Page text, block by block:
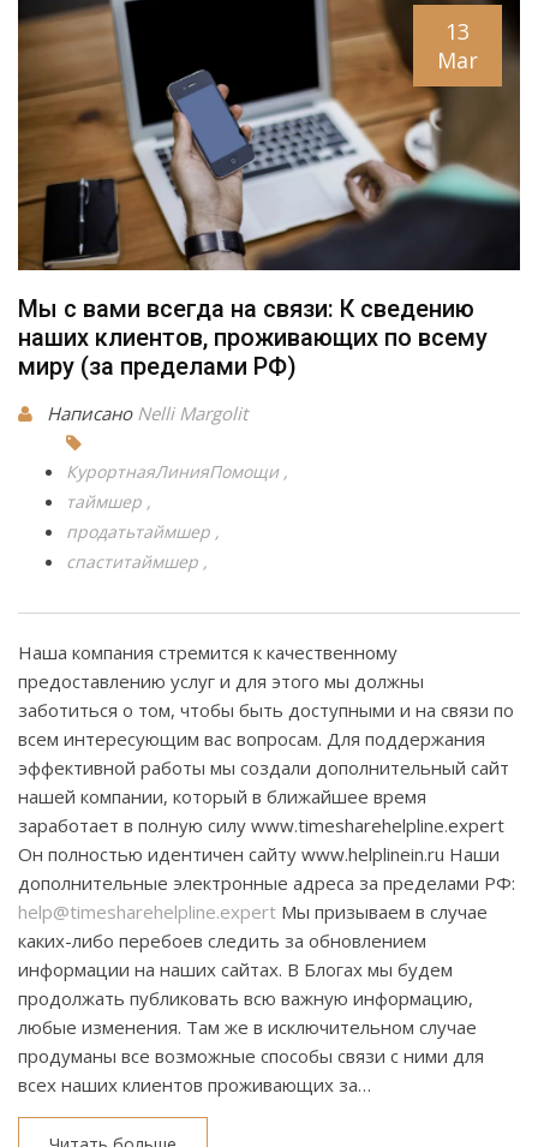
13
Mar
Мы с вами всегда на связи: К сведению
наших клиентов, проживающих по всему
миру (за пределами РФ)
Написано Nelli Margolit
КурортнаяЛинияПомощи
таймшер
продатьтаймшер
спаститаймшер
Наша компания стремится к качественному
предоставлению услуг и для этого мы должны
заботиться о том, чтобы быть доступными и на связи по
всем интересующим вас вопросам. Для поддержания
эффективной работы мы создали дополнительный сайт
нашей компании, который в ближайшее время
заработает в полную силу www.timesharehelpline.expert
Он полностью идентичен сайту www.helplinein.ru Наши
дополнительные электронные адреса за пределами РФ:
help@timesharehelpline.expert Мы призываем в случае
каких-либо перебоев следить за обновлением
информации на наших сайтах. В Блогах мы будем
продолжать публиковать всю важную информацию,
любые изменения. Там же в исключительном случае
продуманы все возможные способы связи с ними для
всех наших клиентов проживающих за…